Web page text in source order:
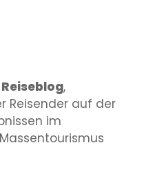
Reiseblog,
Reisender auf der
im